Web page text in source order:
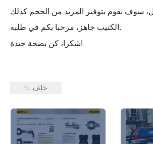
الكتيب جاهز، مرحبا بكم في طلبه.
شكرا، كن بصحة جيدة!
خلف